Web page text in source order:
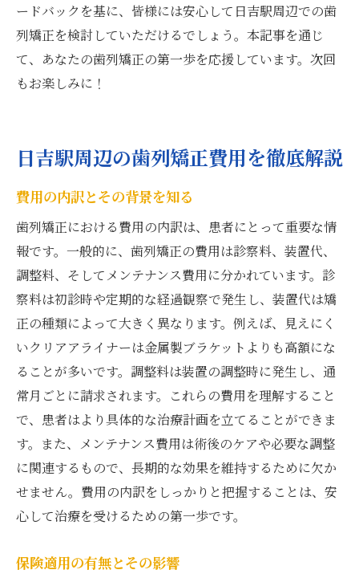
ードバックを基に、皆様には安心して日吉駅周辺での歯
列矯正を検討していただけるでしょう。本記事を通じ
て、あなたの歯列矯正の第一歩を応援しています。次回
もお楽しみに！
日吉駅周辺の歯列矯正費用を徹底解説
費用の内訳とその背景を知る
歯列矯正における費用の内訳は、患者にとって重要な情
報です。一般的に、歯列矯正の費用は診察料、装置代、
調整料、そしてメンテナンス費用に分かれています。診
察料は初診時や定期的な経過観察で発生し、装置代は矯
正の種類によって大きく異なります。例えば、見えにく
いクリアアライナーは金属製ブラケットよりも高額にな
ることが多いです。調整料は装置の調整時に発生し、通
常月ごとに請求されます。これらの費用を理解すること
で、患者はより具体的な治療計画を立てることができま
す。また、メンテナンス費用は術後のケアや必要な調整
に関連するもので、長期的な効果を維持するために欠か
せません。費用の内訳をしっかりと把握することは、安
心して治療を受けるための第一歩です。
保険適用の有無とその影響